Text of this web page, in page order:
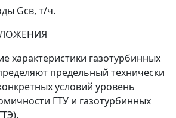
Gсв, т/ч.
характеристики газотурбинных
предельный технически
условий уровень
ГТУ и газотурбинных